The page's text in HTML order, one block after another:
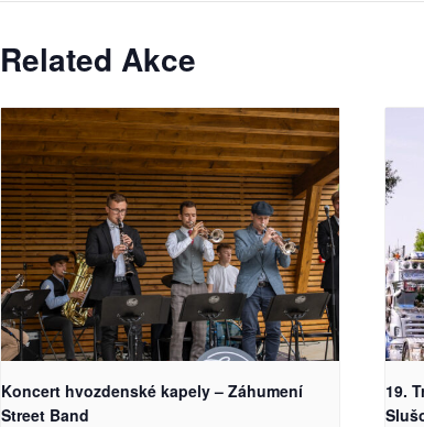
Related Akce
Koncert hvozdenské kapely – Záhumení
Street Band
19.